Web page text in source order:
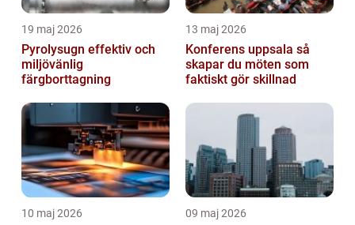
19 maj 2026
Pyrolysugn effektiv och
miljövänlig
färgborttagning
13 maj 2026
Konferens uppsala så
skapar du möten som
faktiskt gör skillnad
10 maj 2026 09 maj 2026